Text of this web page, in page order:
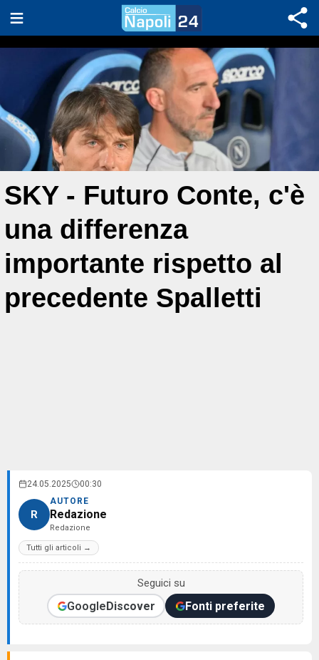
SKY - Futuro Conte, c'è
una differenza
importante rispetto al
precedente Spalletti
24.05.2025 00:30
R
AUTORE
Redazione
Redazione
Tutti gli articoli →
Seguici su
GoogleDiscover Fonti preferite